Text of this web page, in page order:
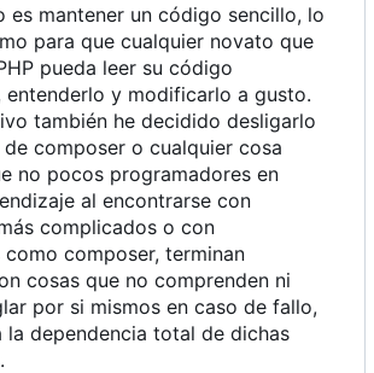
es mantener un código sencillo, lo
para que cualquier novato que
pueda leer su código
entenderlo y modificarlo a gusto.
también he decidido desligarlo
composer o cualquier cosa
no pocos programadores en
al encontrarse con
complicados o con
como composer, terminan
cosas que no comprenden ni
por si mismos en caso de fallo,
la dependencia total de dichas